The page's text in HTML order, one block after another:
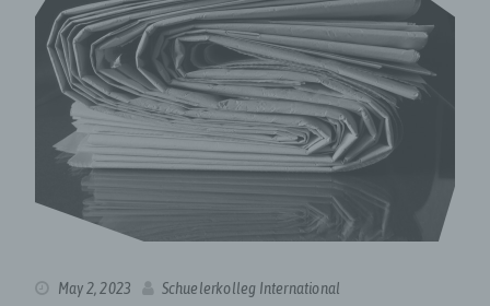
May 2, 2023 Schuelerkolleg International